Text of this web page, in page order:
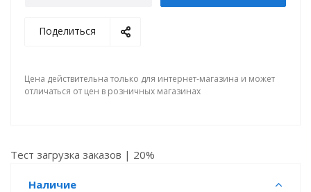
Поделиться
Цена действительна только для интернет-магазина и может
отличаться от цен в розничных магазинах
Тест загрузка заказов | 20%
Наличие